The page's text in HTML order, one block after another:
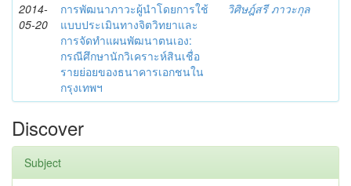
2014-
05-20
การพัฒนาภาวะผู้นำโดยการใช้
แบบประเมินทางจิตวิทยาและ
การจัดทำแผนพัฒนาตนเอง:
กรณีศึกษานักวิเคราะห์สินเชื่อ
รายย่อยของธนาคารเอกชนใน
กรุงเทพฯ
วิศิษฎ์สรี ภาวะกุล
Discover
Subject